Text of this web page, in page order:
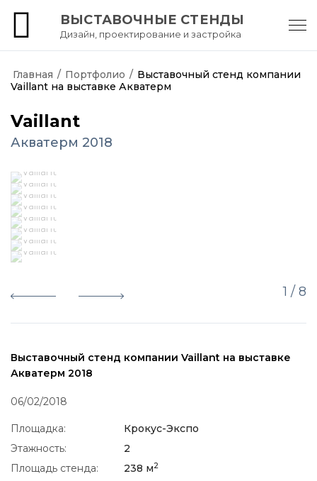
АртКартель
ВЫСТАВОЧНЫЕ СТЕНДЫ
Дизайн, проектирование и застройка
Главная / Портфолио / Выставочный стенд компании
Vaillant на выставке Акватерм
Vaillant
Акватерм 2018
1 / 8
Выставочный стенд компании Vaillant на выставке
Акватерм 2018
06/02/2018
Площадка:
Крокус-Экспо
Этажность:
2
Площадь стенда:
238 м2